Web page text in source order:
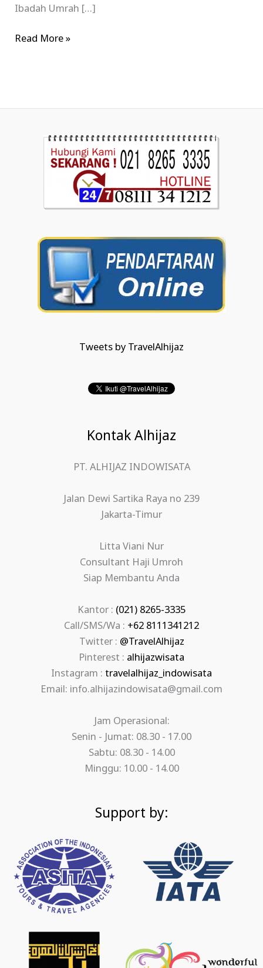
Ibadah Umrah […]
Read More »
Tweets by TravelAlhijaz
Kontak Alhijaz
PT. ALHIJAZ INDOWISATA
Jalan Dewi Sartika Raya no 239
Jakarta-Timur
Litta Viani Nur
Consultant Haji Umroh
Siap Membantu Anda
Kantor : (021) 8265-3335
Call/SMS/Wa : +62 8111341212
Twitter : @TravelAlhijaz
Pinterest : alhijazwisata
Instagram : travelalhijaz_indowisata
Email: info.alhijazindowisata@gmail.com
Jam Operasional:
Senin - Jumat: 08.30 - 17.00
Sabtu: 08.30 - 14.00
Minggu: 10.00 - 14.00
Support by: